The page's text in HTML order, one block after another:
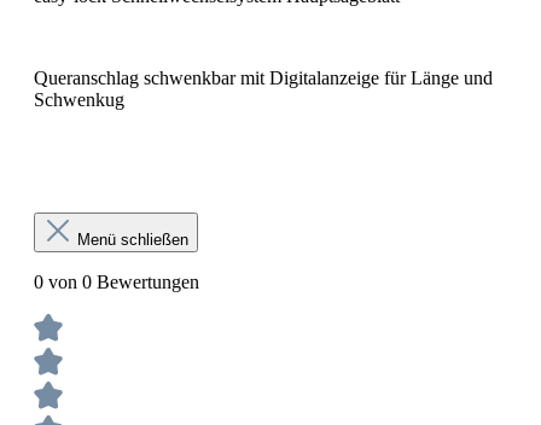
Queranschlag schwenkbar mit Digitalanzeige für Länge und
Schwenkug
Menü schließen
0 von 0 Bewertungen